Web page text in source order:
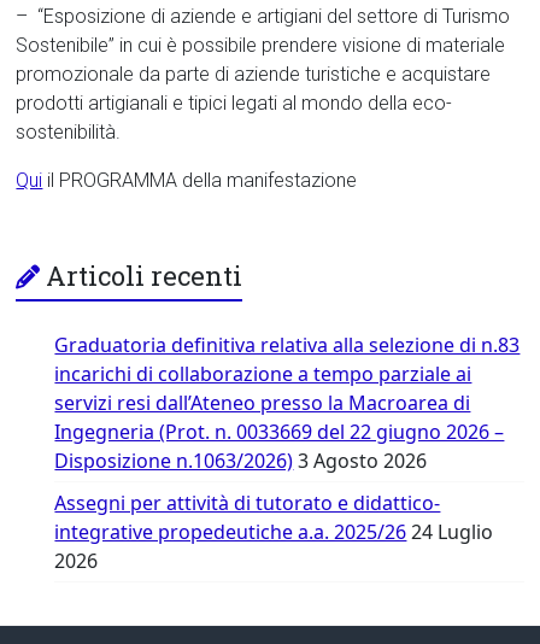
– “Esposizione di aziende e artigiani del settore di Turismo
Sostenibile” in cui è possibile prendere visione di materiale
promozionale da parte di aziende turistiche e acquistare
prodotti artigianali e tipici legati al mondo della eco-
sostenibilità.
Qui il PROGRAMMA della manifestazione
Articoli recenti
Graduatoria definitiva relativa alla selezione di n.83
incarichi di collaborazione a tempo parziale ai
servizi resi dall’Ateneo presso la Macroarea di
Ingegneria (Prot. n. 0033669 del 22 giugno 2026 –
Disposizione n.1063/2026) 3 Agosto 2026
Assegni per attività di tutorato e didattico-
integrative propedeutiche a.a. 2025/26 24 Luglio
2026